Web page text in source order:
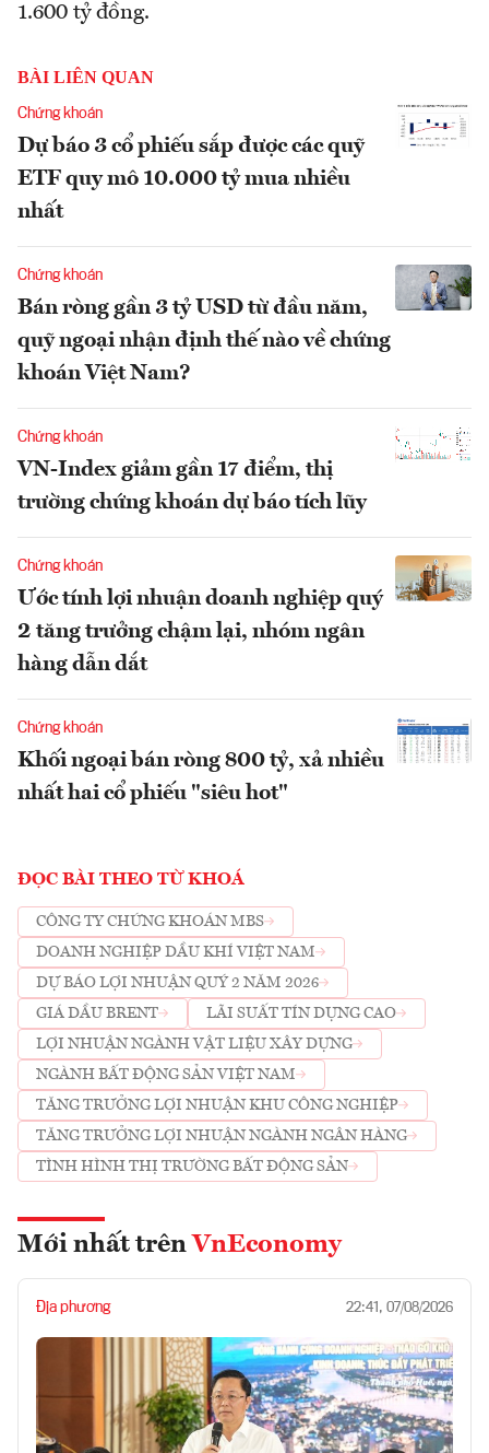
1.600 tỷ đồng.
BÀI LIÊN QUAN
Chứng khoán
Dự báo 3 cổ phiếu sắp được các quỹ
ETF quy mô 10.000 tỷ mua nhiều
nhất
Chứng khoán
Bán ròng gần 3 tỷ USD từ đầu năm,
quỹ ngoại nhận định thế nào về chứng
khoán Việt Nam?
Chứng khoán
VN-Index giảm gần 17 điểm, thị
trường chứng khoán dự báo tích lũy
Chứng khoán
Ước tính lợi nhuận doanh nghiệp quý
2 tăng trưởng chậm lại, nhóm ngân
hàng dẫn dắt
Chứng khoán
Khối ngoại bán ròng 800 tỷ, xả nhiều
nhất hai cổ phiếu "siêu hot"
ĐỌC BÀI THEO TỪ KHOÁ
CÔNG TY CHỨNG KHOÁN MBS
DOANH NGHIỆP DẦU KHÍ VIỆT NAM
DỰ BÁO LỢI NHUẬN QUÝ 2 NĂM 2026
GIÁ DẦU BRENT
LÃI SUẤT TÍN DỤNG CAO
LỢI NHUẬN NGÀNH VẬT LIỆU XÂY DỰNG
NGÀNH BẤT ĐỘNG SẢN VIỆT NAM
TĂNG TRƯỞNG LỢI NHUẬN KHU CÔNG NGHIỆP
TĂNG TRƯỞNG LỢI NHUẬN NGÀNH NGÂN HÀNG
TÌNH HÌNH THỊ TRƯỜNG BẤT ĐỘNG SẢN
Mới nhất trên VnEconomy
Địa phương 22:41, 07/08/2026